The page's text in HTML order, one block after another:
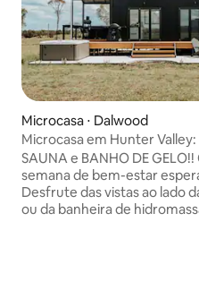
Microcasa ⋅ Dalwood
Microcasa em Hunter
relaxante no campo
SAUNA e BANHO DE
semana de bem-estar
Desfrute das vistas ao lado
ou da banheira de